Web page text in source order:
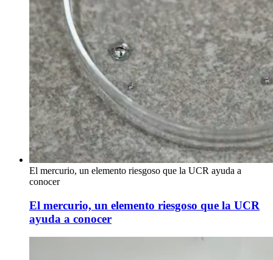
El mercurio, un elemento riesgoso que la UCR ayuda a
conocer
El mercurio, un elemento riesgoso que la UCR
ayuda a conocer